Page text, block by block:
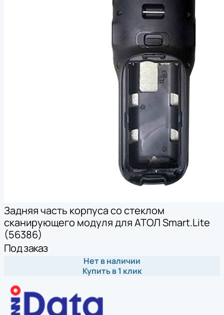
Задняя часть корпуса со стеклом
сканирующего модуля для АТОЛ Smart.Lite
(56386)
Под заказ
Нет в наличии
Купить в 1 клик